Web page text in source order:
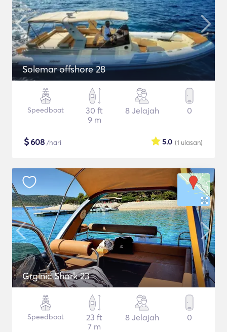
Solemar offshore 28
Speedboat
30 ft
9 m
8 Jelajah 0
$608 /hari (1 ulasan)
5.0
Grginic Shark 23
Speedboat
23 ft
7 m
8 Jelajah 0